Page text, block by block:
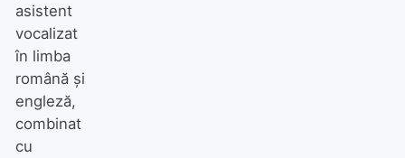
asistent
vocalizat
în limba
română și
engleză,
combinat
cu